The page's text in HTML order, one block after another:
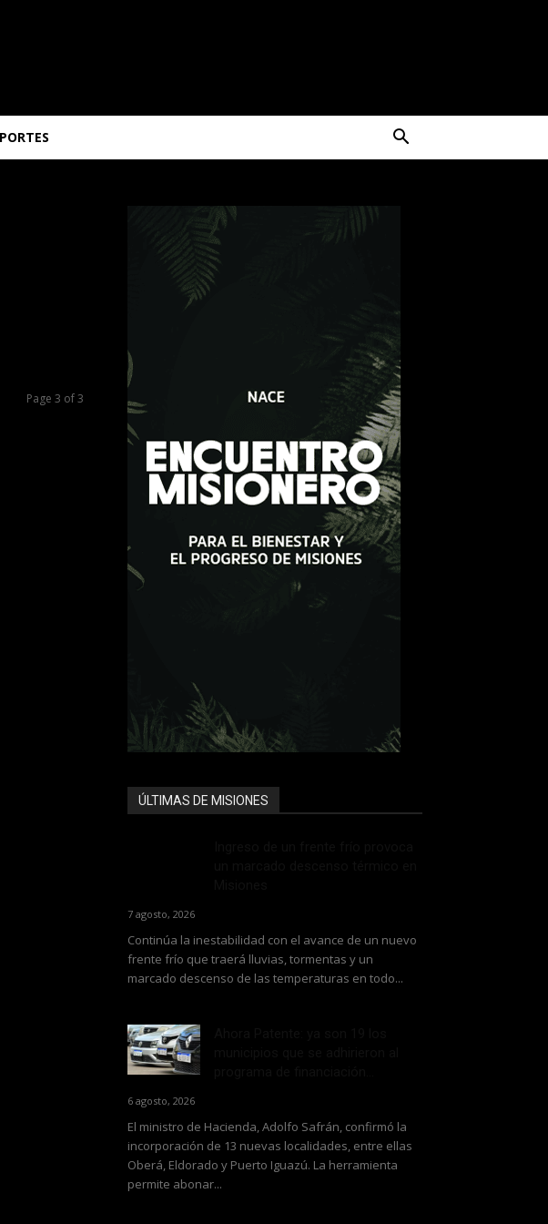
Page 3 of 3
ÚLTIMAS DE MISIONES
7 agosto, 2026
Continúa la inestabilidad con el avance de un nuevo
frente frío que traerá lluvias, tormentas y un
marcado descenso de las temperaturas en todo...
6 agosto, 2026
El ministro de Hacienda, Adolfo Safrán, confirmó la
incorporación de 13 nuevas localidades, entre ellas
Oberá, Eldorado y Puerto Iguazú. La herramienta
permite abonar...